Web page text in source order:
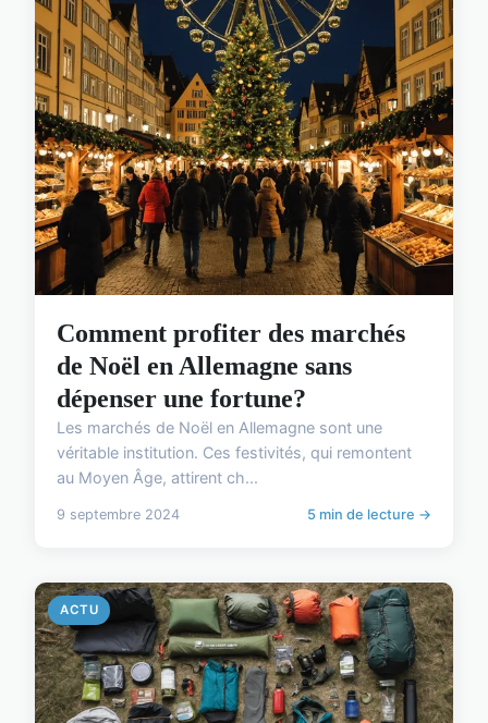
Comment profiter des marchés
de Noël en Allemagne sans
dépenser une fortune?
Les marchés de Noël en Allemagne sont une
véritable institution. Ces festivités, qui remontent
au Moyen Âge, attirent ch...
9 septembre 2024 5 min de lecture →
ACTU